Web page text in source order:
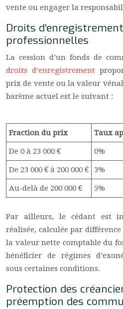
vente ou engager la
Droits
professionnelles
La cession d’un fonds de
droits d’enregistrement
prix de vente ou la valeur
barème actuel est le suivant :
Fraction du prix Taux
De 0 à 23 000 € 0%
De 23 000 € à 200 000 € 3%
Au-delà de 200 000 € 5%
Par ailleurs, le cédant est
réalisée, calculée par
la valeur nette comptable du
bénéficier de régimes
sous certaines conditions.
Protection des
préemption des